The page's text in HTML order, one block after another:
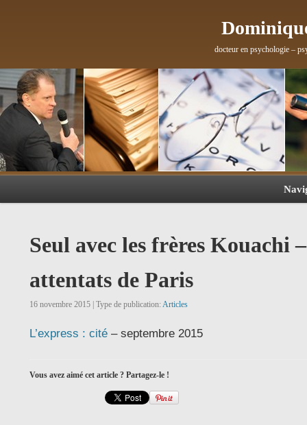
docteur en psychologie –
Seul avec les frères Kouachi
attentats de Paris
16 novembre 2015 | Type de publication: Articles
L’express : cité– septembre 2015
Vous avez aimé cet article ? Partagez-le !